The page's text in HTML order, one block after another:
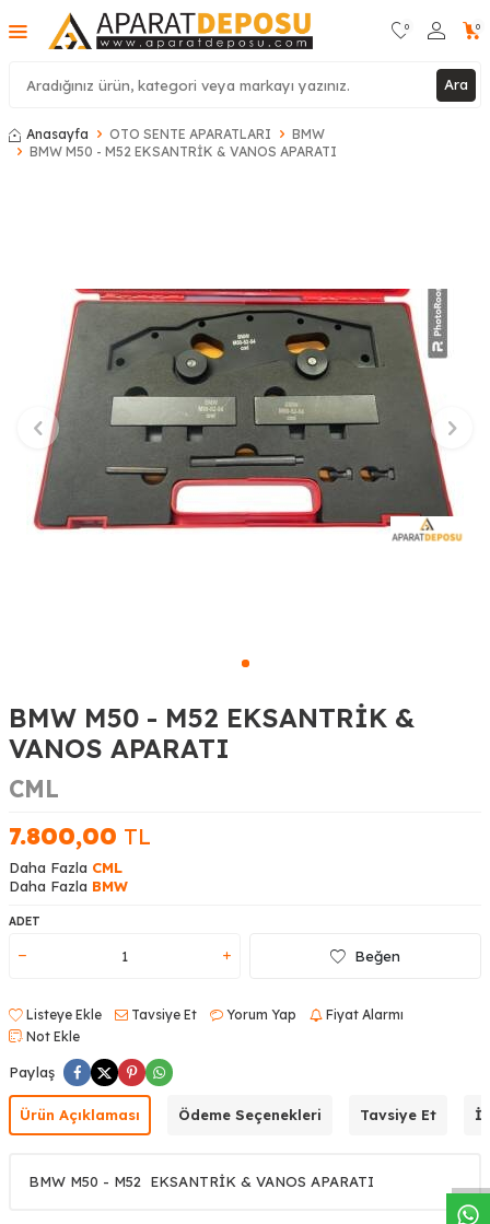
WhasappDesteHatt
Ara
0 0
Anasayfa OTO SENTE APARATLARI
BMW
BMW M50 - M52 EKSANTRİK & VANOS APARATI
BMW M50 - M52 EKSANTRİK &
VANOS APARATI
CML
7.800,00 TL
Daha Fazla CML
Daha Fazla BMW
ADET
Beğen
Listeye Ekle Tavsiye Et Yorum Yap
Fiyat Alarmı
Not Ekle
Paylaş
Ürün Açıklaması Ödeme Seçenekleri Tavsiye Et
BMW M50 - M52 EKSANTRİK & VANOS APARATI